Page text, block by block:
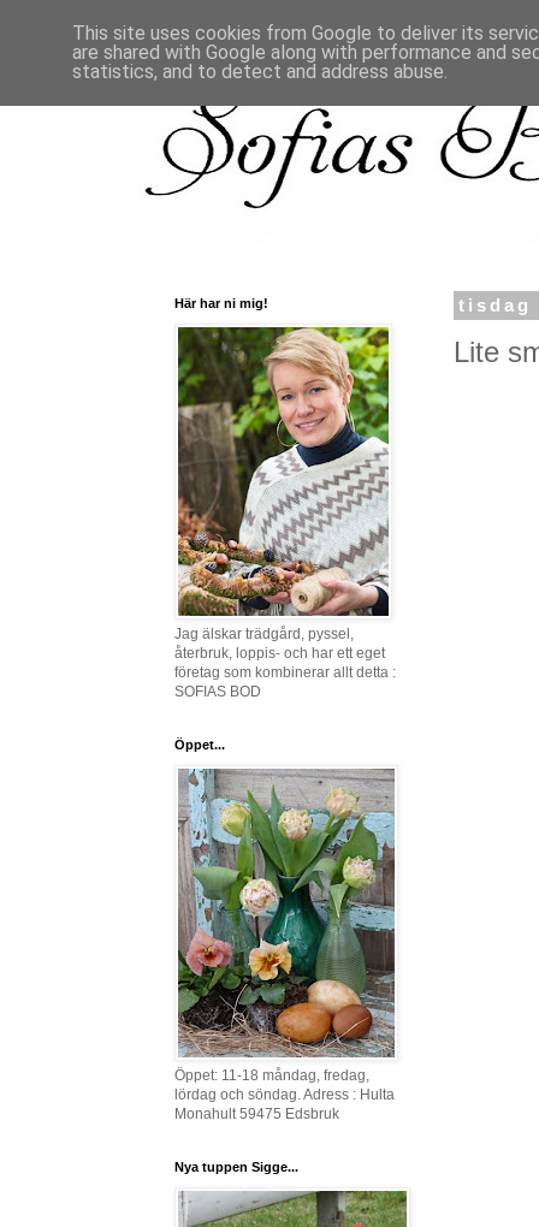
tisdag
Lite
Här har ni mig!
Jag älskar trädgård, pyssel,
återbruk, loppis- och har ett eget
företag som kombinerar allt detta :
SOFIAS BOD
Öppet...
Öppet: 11-18 måndag, fredag,
lördag och söndag. Adress : Hulta
Monahult 59475 Edsbruk
Nya tuppen Sigge...
This site uses cookies from Google to deliver its
are shared with Google along with performance and
statistics, and to detect and address abuse.